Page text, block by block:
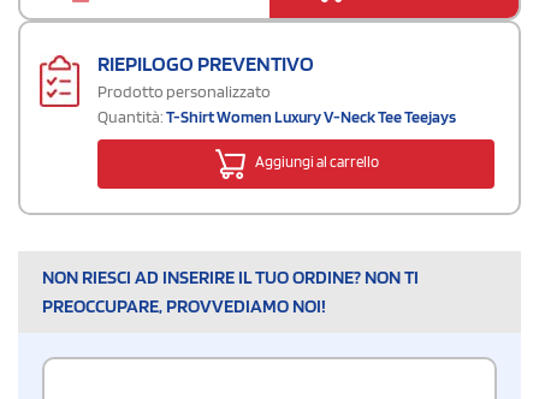
RIEPILOGO PREVENTIVO
Prodotto personalizzato
Quantità:T-Shirt Women Luxury V-Neck Tee Teejays
Aggiungi al carrello
NON RIESCI AD INSERIRE IL TUO ORDINE? NON TI
PREOCCUPARE, PROVVEDIAMO NOI!